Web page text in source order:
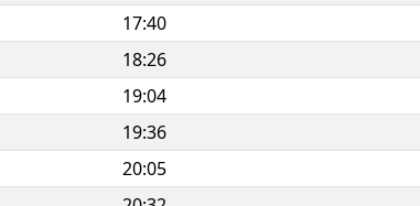
17:40
18:26
19:04
19:36
20:05